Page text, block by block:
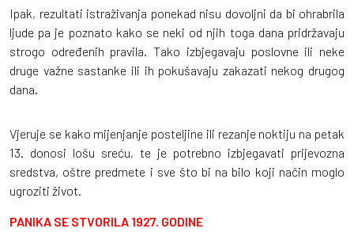
Ipak, rezultati istraživanja ponekad nisu dovoljni da bi ohrabrila
ljude pa je poznato kako se neki od njih toga dana pridržavaju
strogo određenih pravila. Tako izbjegavaju poslovne ili neke
druge važne sastanke ili ih pokušavaju zakazati nekog drugog
dana.
Vjeruje se kako mijenjanje posteljine ili rezanje noktiju na petak
13. donosi lošu sreću, te je potrebno izbjegavati prijevozna
sredstva, oštre predmete i sve što bi na bilo koji način moglo
ugroziti život.
PANIKA SE STVORILA 1927. GODINE